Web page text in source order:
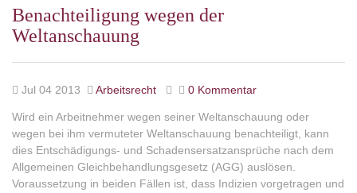
Benachteiligung wegen der
Weltanschauung
Jul 04 2013 Arbeitsrecht 0 Kommentar
Wird ein Arbeitnehmer wegen seiner Weltanschauung oder
wegen bei ihm vermuteter Weltanschauung benachteiligt, kann
dies Entschädigungs- und Schadensersatzansprüche nach dem
Allgemeinen Gleichbehandlungsgesetz (AGG) auslösen.
Voraussetzung in beiden Fällen ist, dass Indizien vorgetragen und